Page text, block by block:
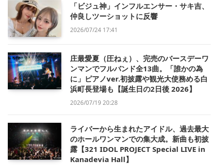
「ビジュ神」インフルエンサー・サキ吉、
仲良しツーショットに反響
2026/07/24 17:41
庄最愛夏（圧ねぇ）、完売のバースデーワ
ンマンでフルバンド全13曲。「誰かの為
に」ピアノver.初披露や観光大使務める白
浜町長登場も【誕生日の2日後 2026】
2026/07/19 20:28
ライバーから生まれたアイドル、過去最大
のホールワンマンでの集大成。新曲も初披
露【321 IDOL PROJECT Special LIVE in
Kanadevia Hall】